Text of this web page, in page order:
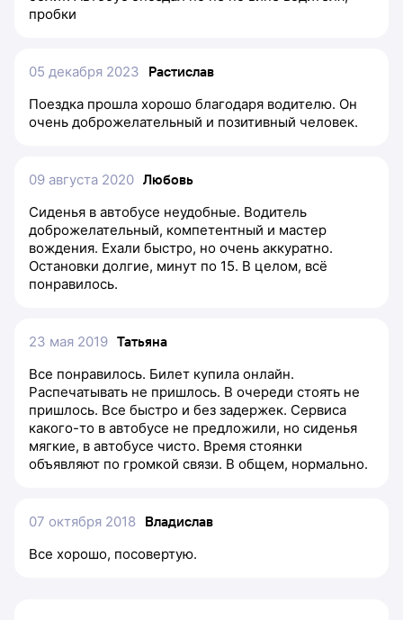
пробки
05 декабря 2023
Растислав
Поездка прошла хорошо благодаря водителю. Он
очень доброжелательный и позитивный человек.
09 августа 2020 Любовь
Сиденья в автобусе неудобные. Водитель
доброжелательный, компетентный и мастер
вождения. Ехали быстро, но очень аккуратно.
Остановки долгие, минут по 15. В целом, всё
понравилось.
23 мая 2019 Татьяна
Все понравилось. Билет купила онлайн.
Распечатывать не пришлось. В очереди стоять не
пришлось. Все быстро и без задержек. Сервиса
какого-то в автобусе не предложили, но сиденья
мягкие, в автобусе чисто. Время стоянки
объявляют по громкой связи. В общем, нормально.
07 октября 2018 Владислав
Все хорошо, посовертую.